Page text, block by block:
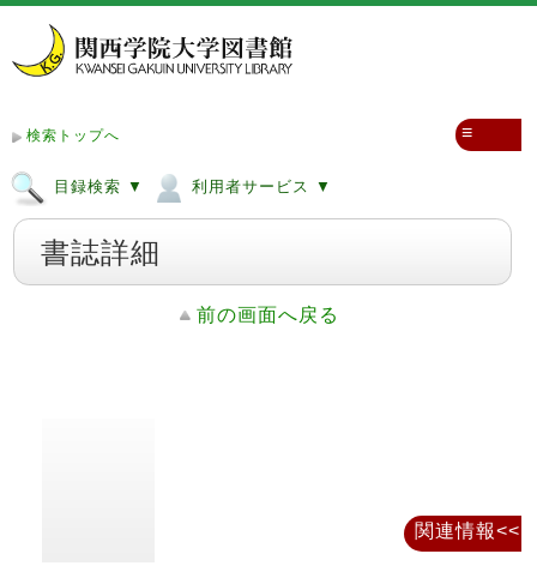
検索トップへ
目録検索 ▼ 利用者サービス ▼
≡
書誌詳細
前の画面へ戻る
関連情報<<